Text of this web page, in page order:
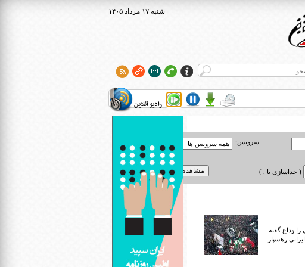
۱۴۰۵ شنبه ۱۷ مرداد
رادیو آنلاین
سرویس:
( جداسازی با , )
وداع گفته
رهسپار